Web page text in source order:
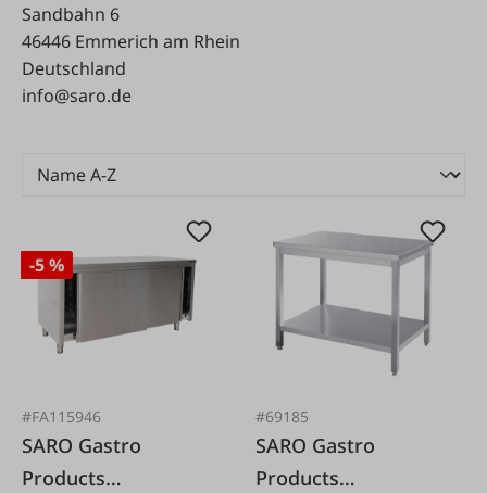
Sandbahn 6
46446 Emmerich am Rhein
Deutschland
info@saro.de
-5 %
#FA115946
SARO Gastro
Products
#69185
SARO Gastro
Products